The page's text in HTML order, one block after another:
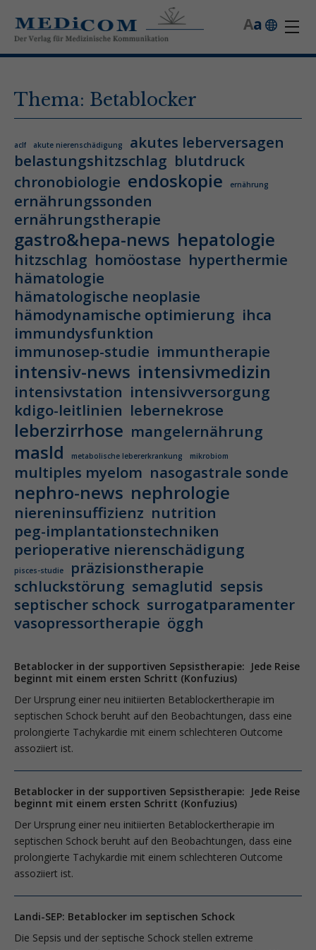
a
A
Thema: Betablocker
aclf akute nierenschädigung
akutes leberversagen
belastungshitzschlag blutdruck
chronobiologie endoskopie ernährung
ernährungssonden
ernährungstherapie
gastro&hepa-news hepatologie
hitzschlag homöostase hyperthermie
hämatologie
hämatologische neoplasie
hämodynamische optimierung ihca
immundysfunktion
immunosep-studie immuntherapie
intensiv-news intensivmedizin
intensivstation intensivversorgung
kdigo-leitlinien lebernekrose
leberzirrhose mangelernährung
masld metabolische lebererkrankung mikrobiom
multiples myelom nasogastrale sonde
nephro-news nephrologie
niereninsuffizienz nutrition
peg-implantationstechniken
perioperative nierenschädigung
pisces-studie
präzisionstherapie
schluckstörung semaglutid sepsis
septischer schock surrogatparamenter
vasopressortherapie öggh
Betablocker in der supportiven Sepsistherapie: Jede Reise
beginnt mit einem ersten Schritt (Konfuzius)
Der Ursprung einer neu initiierten Beta­blockertherapie im
septischen Schock beruht auf den Beobachtungen, dass eine
prolongierte Tachykardie mit einem schlechteren Outcome
assoziiert ist.
Betablocker in der supportiven Sepsistherapie: Jede Reise
beginnt mit einem ersten Schritt (Konfuzius)
Der Ursprung einer neu initiierten Beta­blockertherapie im
septischen Schock beruht auf den Beobachtungen, dass eine
prolongierte Tachykardie mit einem schlechteren Outcome
assoziiert ist.
Landi-SEP: Betablocker im septischen Schock
Die Sepsis und der septische Schock stellen extreme